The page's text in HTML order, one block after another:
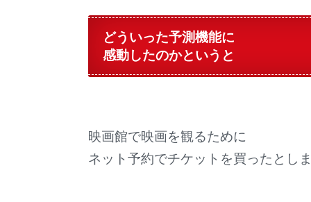
どういった予測機能に
感動したのかというと
映画館で映画を観るために
ネット予約でチケットを買ったとし